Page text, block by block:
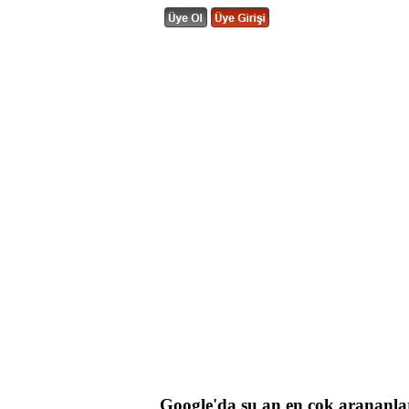
Google'da şu an en çok